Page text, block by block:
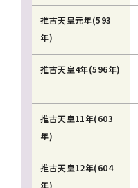
推古天皇元年(593
年)
推古天皇4年(596年)
推古天皇11年(603
年)
推古天皇12年(604
年)